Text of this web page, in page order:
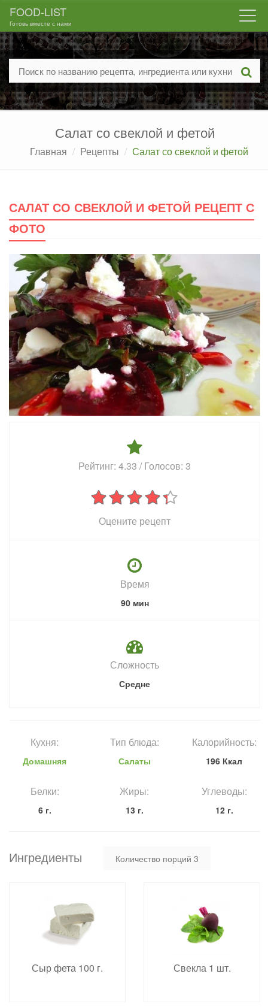
FOOD-LIST
Готовь вместе с нами
Салат со свеклой и фетой
Главная Рецепты Салат со свеклой и фетой
САЛАТ СО СВЕКЛОЙ И ФЕТОЙ РЕЦЕПТ С
ФОТО
Рейтинг: 4.33 / Голосов: 3
Оцените рецепт
Время
90 мин
Сложность
Средне
Кухня:
Домашняя
Тип блюда:
Салаты
Калорийность:
196 Ккал
Белки:
6 г.
Жиры:
13 г.
Углеводы:
12 г.
Ингредиенты Количество порций 3
Сыр фета 100 г. Свекла 1 шт.